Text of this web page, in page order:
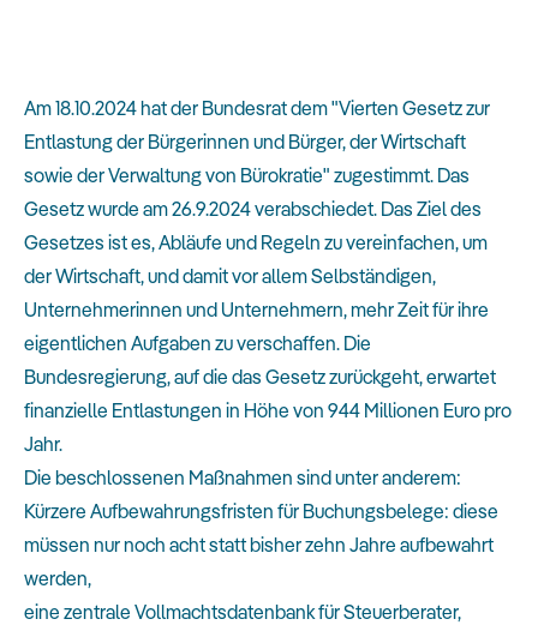
Am 18.10.2024 hat der Bundesrat dem "Vierten Gesetz zur
Entlastung der Bürgerinnen und Bürger, der Wirtschaft
sowie der Verwaltung von Bürokratie" zugestimmt. Das
Gesetz wurde am 26.9.2024 verabschiedet. Das Ziel des
Gesetzes ist es, Abläufe und Regeln zu vereinfachen, um
der Wirtschaft, und damit vor allem Selbständigen,
Unternehmerinnen und Unternehmern, mehr Zeit für ihre
eigentlichen Aufgaben zu verschaffen. Die
Bundesregierung, auf die das Gesetz zurückgeht, erwartet
finanzielle Entlastungen in Höhe von 944 Millionen Euro pro
Jahr.
Die beschlossenen Maßnahmen sind unter anderem:
Kürzere Aufbewahrungsfristen für Buchungsbelege: diese
müssen nur noch acht statt bisher zehn Jahre aufbewahrt
werden,
eine zentrale Vollmachtsdatenbank für Steuerberater,